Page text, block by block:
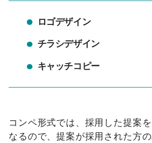
ロゴデザイン
チラシデザイン
キャッチコピー
コンペ形式では、採用した提案
なるので、提案が採用された方